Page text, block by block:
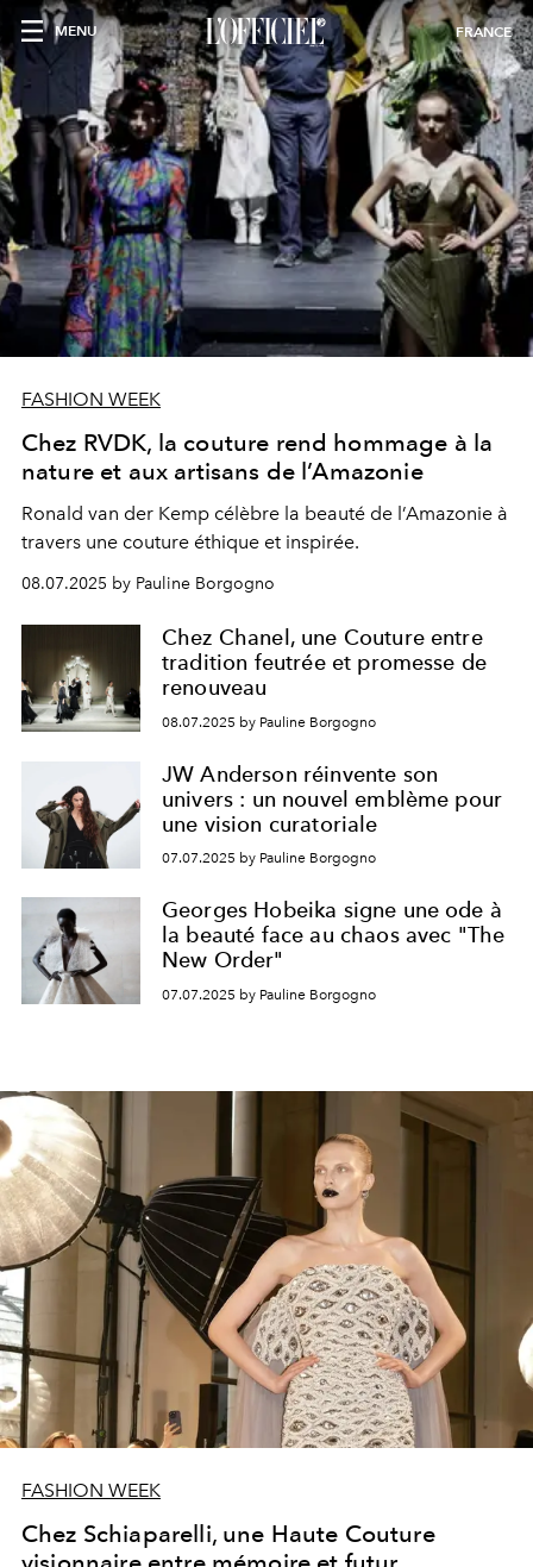
MENU FRANCE
FASHION WEEK
Chez RVDK, la couture rend hommage à la
nature et aux artisans de l’Amazonie
Ronald van der Kemp célèbre la beauté de l’Amazonie à
travers une couture éthique et inspirée.
08.07.2025 by Pauline Borgogno
Chez Chanel, une Couture entre
tradition feutrée et promesse de
renouveau
08.07.2025 by Pauline Borgogno
JW Anderson réinvente son
univers : un nouvel emblème pour
une vision curatoriale
07.07.2025 by Pauline Borgogno
Georges Hobeika signe une ode à
la beauté face au chaos avec "The
New Order"
07.07.2025 by Pauline Borgogno
FASHION WEEK
Chez Schiaparelli, une Haute Couture